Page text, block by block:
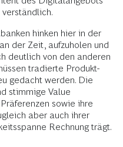
hinken hier in der
der Zeit, aufzuholen und
deutlich von den anderen
tradierte Produkt-
gedacht werden. Die
stimmige Value
sowie ihre
aber auch ihrer
Rechnung trägt.